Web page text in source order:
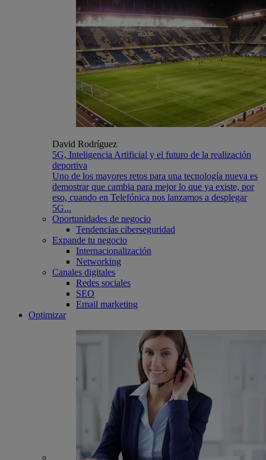
David Rodríguez
5G, Inteligencia Artificial y el futuro de la realización
deportiva
Uno de los mayores retos para una tecnología nueva es
demostrar que cambia para mejor lo que ya existe, por
eso, cuando en Telefónica nos lanzamos a desplegar
5G...
Oportunidades de negocio
Tendencias ciberseguridad
Expande tu negocio
Internacionalización
Networking
Canales digitales
Redes sociales
SEO
Email marketing
Optimizar